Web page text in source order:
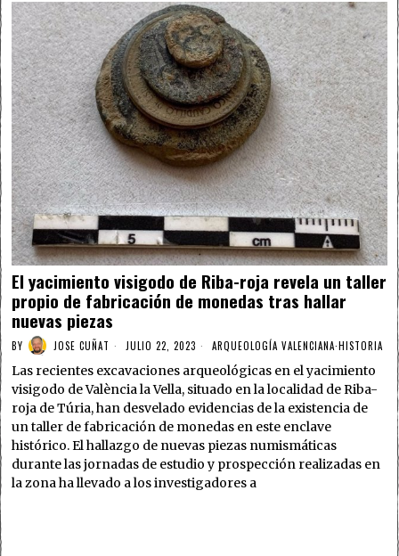
El yacimiento visigodo de Riba-roja revela un taller
propio de fabricación de monedas tras hallar
nuevas piezas
BY JOSE CUÑAT JULIO 22, 2023 ARQUEOLOGÍA VALENCIANA·HISTORIA
Las recientes excavaciones arqueológicas en el yacimiento
visigodo de València la Vella, situado en la localidad de Riba-
roja de Túria, han desvelado evidencias de la existencia de
un taller de fabricación de monedas en este enclave
histórico. El hallazgo de nuevas piezas numismáticas
durante las jornadas de estudio y prospección realizadas en
la zona ha llevado a los investigadores a